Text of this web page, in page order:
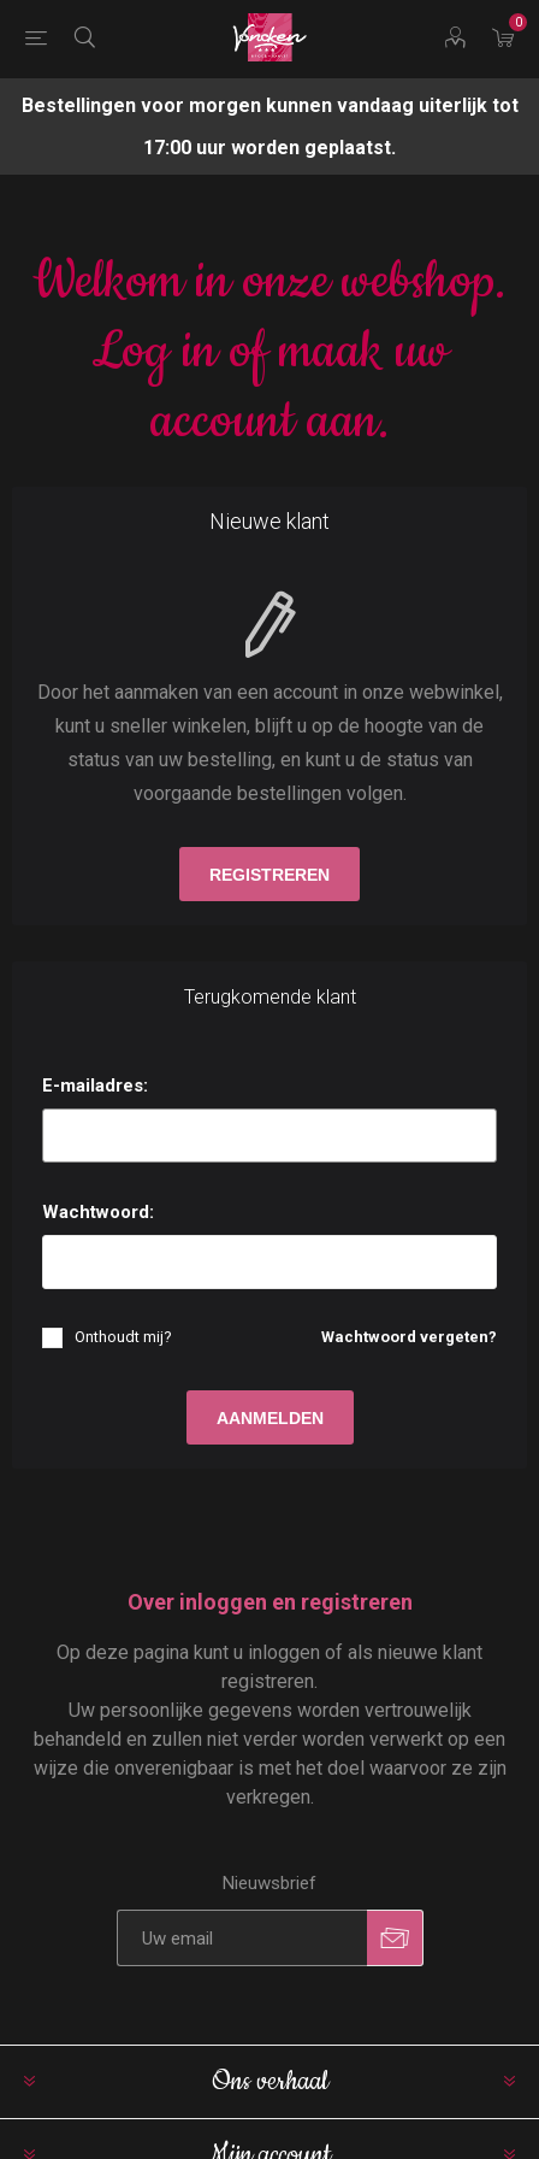
0
Bestellingen voor morgen kunnen vandaag uiterlijk tot
17:00 uur worden geplaatst.
Welkom in onze webshop.
Log in of maak uw
account aan.
Nieuwe klant
Door het aanmaken van een account in onze webwinkel,
kunt u sneller winkelen, blijft u op de hoogte van de
status van uw bestelling, en kunt u de status van
voorgaande bestellingen volgen.
Terugkomende klant
E-mailadres:
Wachtwoord:
Wachtwoord vergeten?
Onthoudt mij?
Over inloggen en registreren
Op deze pagina kunt u inloggen of als nieuwe klant
registreren.
Uw persoonlijke gegevens worden vertrouwelijk
behandeld en zullen niet verder worden verwerkt op een
wijze die onverenigbaar is met het doel waarvoor ze zijn
verkregen.
Nieuwsbrief
Ons verhaal